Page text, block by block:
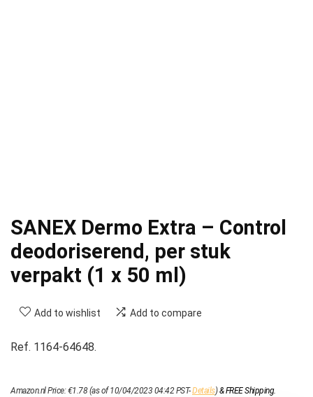
SANEX Dermo Extra – Control
deodoriserend, per stuk
verpakt (1 x 50 ml)
Add to wishlist Add to compare
Ref. 1164-64648.
Amazon.nl Price:€1.78(as of 10/04/2023 04:42 PST-Details)&FREE Shipping.